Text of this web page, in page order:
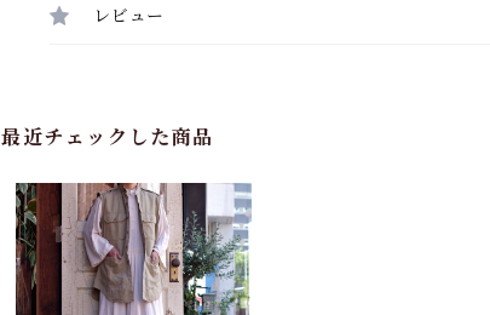
レビュー
最近チェックした商品